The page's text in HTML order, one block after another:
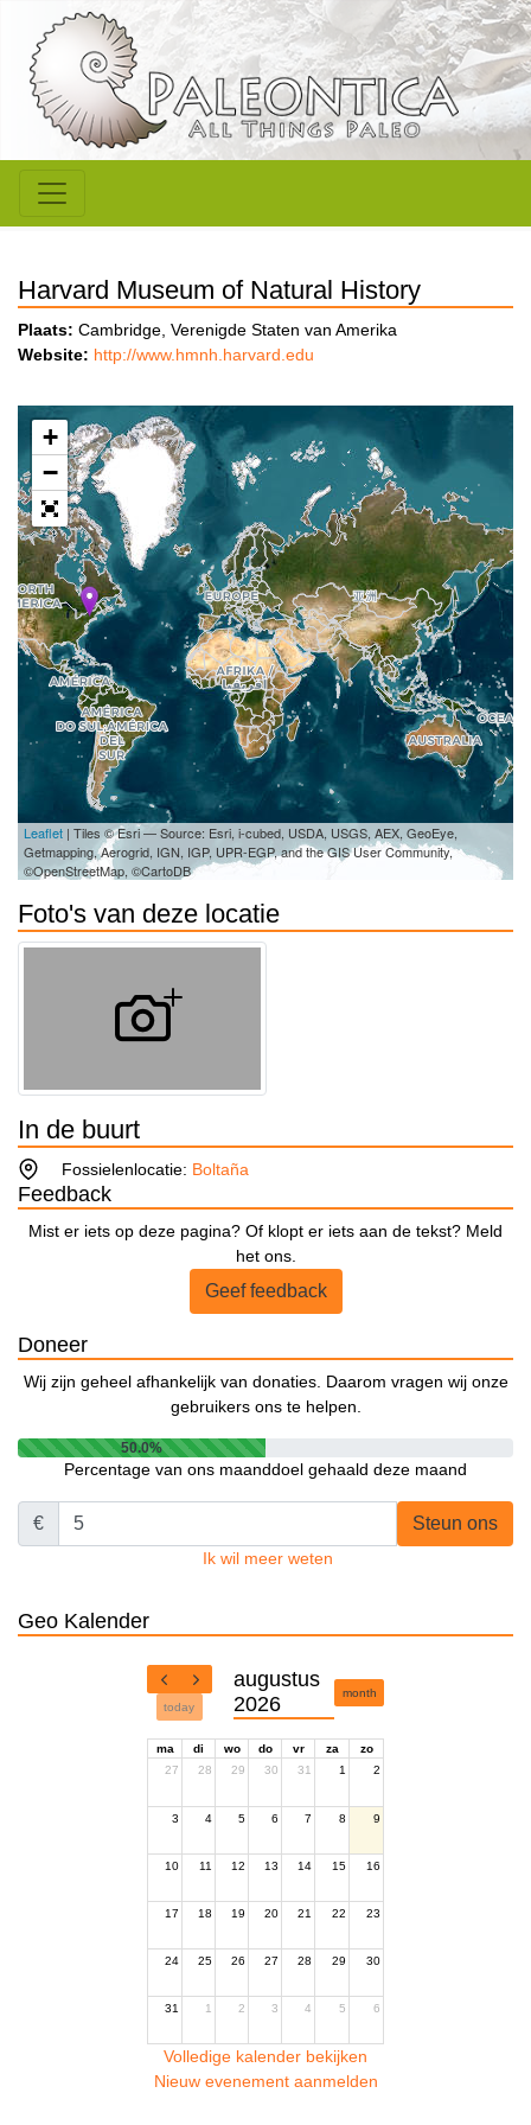
Harvard Museum of Natural History
Plaats: Cambridge, Verenigde Staten van Amerika
Website: http://www.hmnh.harvard.edu
+
−
Leaflet | Tiles © Esri — Source: Esri, i-cubed, USDA, USGS, AEX, GeoEye,
Getmapping, Aerogrid, IGN, IGP, UPR-EGP, and the GIS User Community,
©OpenStreetMap, ©CartoDB
Foto's van deze locatie
In de buurt
Fossielenlocatie: Boltaña
Feedback
Mist er iets op deze pagina? Of klopt er iets aan de tekst? Meld
het ons.
Geef feedback
Doneer
Wij zijn geheel afhankelijk van donaties. Daarom vragen wij onze
gebruikers ons te helpen.
50.0%
Percentage van ons maanddoel gehaald deze maand
€ Steun ons
Ik wil meer weten
Geo Kalender
today
augustus
2026
month
ma di wo do vr za
zo
27
28 29 30 31 1 2
3 4 5 6 7 8 9
10 11 12 13 14 15 16
17 18 19 20 21 22 23
24 25 26 27 28 29 30
31 1 2 3 4 5 6
Volledige kalender bekijken
Nieuw evenement aanmelden